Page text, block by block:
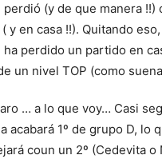
perdió (y de que manera !!)
y en casa !!). Quitando
ha perdido un partido en
un nivel TOP (como
… a lo que voy… Casi
acabará 1º de grupo D, lo
coun un 2º (Cedevita o